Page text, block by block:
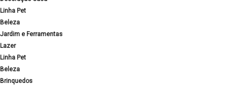
Linha Pet
Beleza
Jardim e Ferramentas
Lazer
Linha Pet
Beleza
Brinquedos